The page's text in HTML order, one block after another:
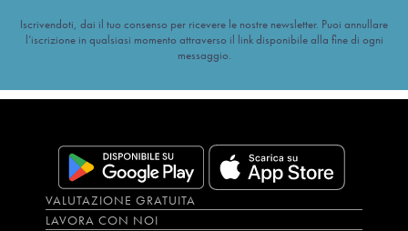
Iscrivendoti, dai il tuo consenso per ricevere le nostre newsletter. Puoi annullare
l’iscrizione in qualsiasi momento attraverso il link disponibile alla fine di ogni
messaggio.
VALUTAZIONE GRATUITA
LAVORA CON NOI